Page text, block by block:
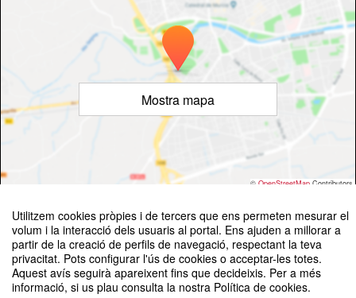
Utilitzem cookies pròpies i de tercers que ens permeten mesurar el
volum i la interacció dels usuaris al portal. Ens ajuden a millorar a
partir de la creació de perfils de navegació, respectant la teva
privacitat. Pots configurar l'ús de cookies o acceptar-les totes.
Aquest avís seguirà apareixent fins que decideixis. Per a més
informació, si us plau consulta la nostra Política de cookies.
Mostra mapa
© OpenStreetMap Contributors
Curs d'estiu Càtedra Futurs de la Comunicació